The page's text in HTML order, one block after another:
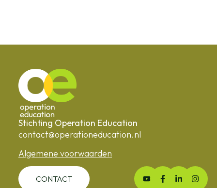
Stichting Operation Education
contact@operationeducation.nl
Algemene voorwaarden
CONTACT